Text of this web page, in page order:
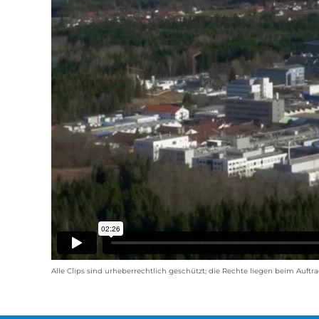
Alle Clips sind urheberrechtlich geschützt; die Rechte liegen beim